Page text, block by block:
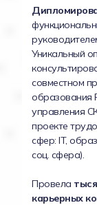
Уникальный
совместном
образования
управления
проекте
сфер: IT,
соц. сфера).
Провела
карьерных